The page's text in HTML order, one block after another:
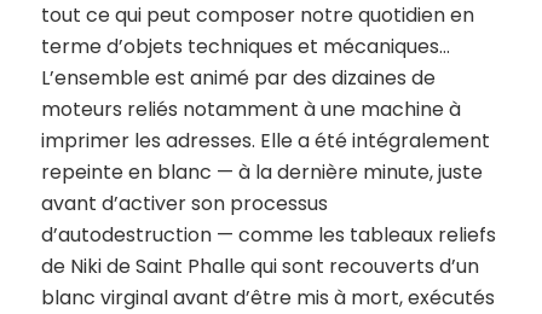
tout ce qui peut composer notre quotidien en
terme d’objets techniques et mécaniques…
L’ensemble est animé par des dizaines de
moteurs reliés notamment à une machine à
imprimer les adresses. Elle a été intégralement
repeinte en blanc — à la dernière minute, juste
avant d’activer son processus
d’autodestruction — comme les tableaux reliefs
de Niki de Saint Phalle qui sont recouverts d’un
blanc virginal avant d’être mis à mort, exécutés